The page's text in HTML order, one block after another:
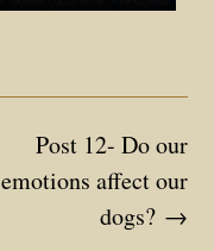
Post 12- Do our
emotions affect our
dogs? →